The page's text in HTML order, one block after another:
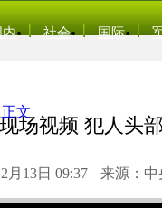
内 社会 国际
正文
场视频 犯人头
月13日 09:37 来源：中